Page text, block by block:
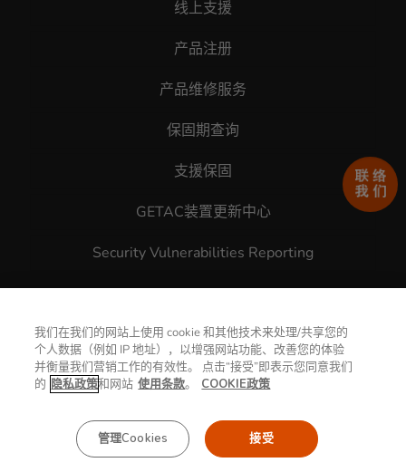
线上支援
产品注册
产品维修服务
保固期查询
支援保固
GETAC装置更新中心
Security Vulnerabilities Reporting
产品
解决方案
哪里购买
我们在我们的网站上使用 cookie 和其他技术来处理/共享您的
个人数据（例如 IP 地址），以增强网站功能、改善您的体验
并衡量我们营销工作的有效性。 点击“接受”即表示您同意我们
的 隐私政策和网站 使用条款。 COOKIE政策
管理Cookies 接受